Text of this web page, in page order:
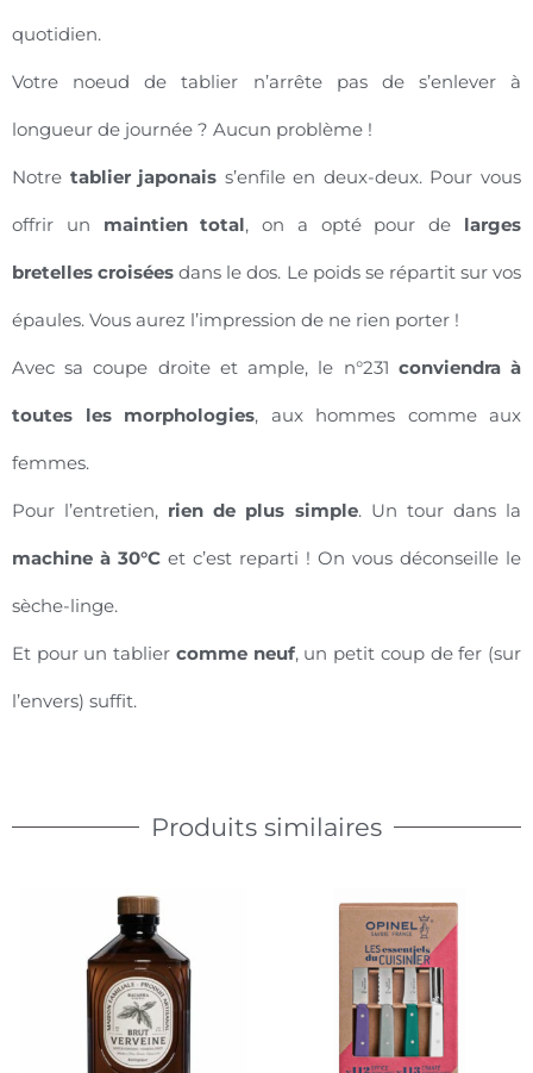
quotidien.
Votre noeud de tablier n’arrête pas de s’enlever à
longueur de journée ? Aucun problème !
Notre tablier japonais s’enfile en deux-deux. Pour vous
offrir un maintien total, on a opté pour de larges
bretelles croisées dans le dos. Le poids se répartit sur vos
épaules. Vous aurez l’impression de ne rien porter !
Avec sa coupe droite et ample, le n°231 conviendra à
toutes les morphologies, aux hommes comme aux
femmes.
Pour l’entretien, rien de plus simple. Un tour dans la
machine à 30°C et c’est reparti ! On vous déconseille le
sèche-linge.
Et pour un tablier comme neuf, un petit coup de fer (sur
l’envers) suffit.
Produits similaires